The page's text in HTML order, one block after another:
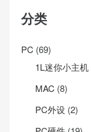
分类
PC (69)
1L迷你小主机
MAC (8)
PC外设 (2)